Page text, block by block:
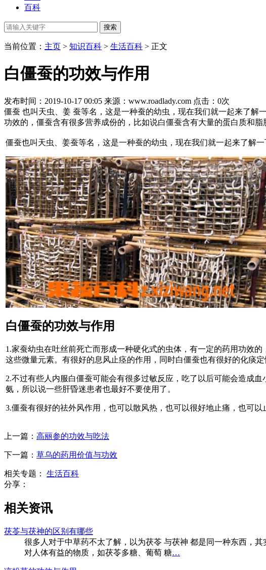
百科
当前位置： 主页 > 知识百科 > 生活百科 > 正文
白僵蚕的功效与作用
发布时间：2019-10-17 00:05 来源：www.roadlady.com 点击： 0次
僵蚕 也叫天虫、姜 蚕等名，这是一种蚕的幼虫，现在我们就一起来了解
功效的，僵蚕含有很多营养成份的，比如说白僵蚕含有大量的蛋白质和脂
僵蚕也叫天虫、姜蚕等名，这是一种蚕的幼虫，现在我们就一起来了解一
白僵蚕的功效与作用
1.家蚕幼虫在吐丝前死亡而形成一种硬化式的虫体，有一定的药用功效
这些微量元素。有很好的息风止痉的作用，同时白僵蚕也有很好的化痰
2.不过有些人内服白僵蚕可能会有很多过敏反应，吃了以后可能会造成
氨，所以说一些肝昏迷患者也最好不要使用了。
3.僵蚕有很好的祛外风作用，也可以散风热，也可以很好地止痛，也可
上一篇： 高丽参的功效与吃法
下一篇： 草乌的药用价值与功效
相关专题：
生活百科
分享：
相关资讯
茯苓与茯神的区别有哪些
很多人对于中草药不太了解，以为茯苓 与茯神 都是同一种东西，
对人体有益的物质，如茯苓多糖、葡萄 糖…